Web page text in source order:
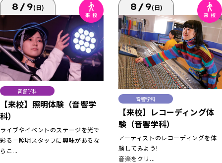
8/9(日)
音響学科
【来校】照明体験（音響学
科）
ライブやイベントのステージを光で
彩る＝照明スタッフに興味があるな
らこ...
8/9(日)
音響学科
【来校】レコーディング体
験（音響学科）
アーティストのレコーディングを体
験してみよう!
音楽をクリ...